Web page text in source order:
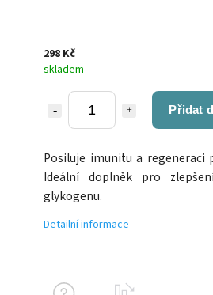
298 Kč
skladem
Přidat
Posiluje imunitu a regeneraci
Ideální doplněk pro
glykogenu.
Detailní informace